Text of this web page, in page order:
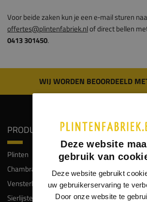
Voor beide zaken kun je een e‑mail sturen
offertes@plintenfabriek.nlof direct bellen
0413 301450.
WIJ WORDEN BEOORDEELD
PRODUCTEN
Plinten
Chambranten
Vensterbanken
Sierlijsten
SERVICE
Gratis
Deze website
gebruik van
Deze website gebruikt
uw gebruikerservaring te
Door onze website te